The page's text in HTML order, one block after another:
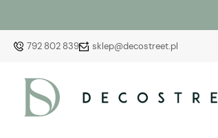
792 802 839 sklep@decostreet.pl